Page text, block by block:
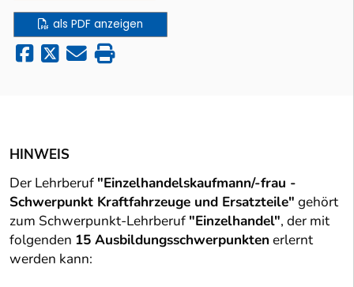
als PDF anzeigen
HINWEIS
Der Lehrberuf "Einzelhandelskaufmann/-frau -
Schwerpunkt Kraftfahrzeuge und Ersatzteile" gehört
zum Schwerpunkt-Lehrberuf "Einzelhandel", der mit
folgenden 15 Ausbildungsschwerpunkten erlernt
werden kann: